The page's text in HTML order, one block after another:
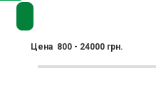
Цена 800 - 24000 грн.